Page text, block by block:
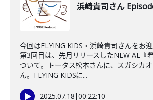
浜崎貴司さん
今回はFLYING KIDS・浜崎貴司さんをお迎
第3回目は、先月リリースしたNEW AL『
ついて。トータス松本さんに、スガシカオ
ん。FLYING KIDSに...
2025.07.18 |00:22:10